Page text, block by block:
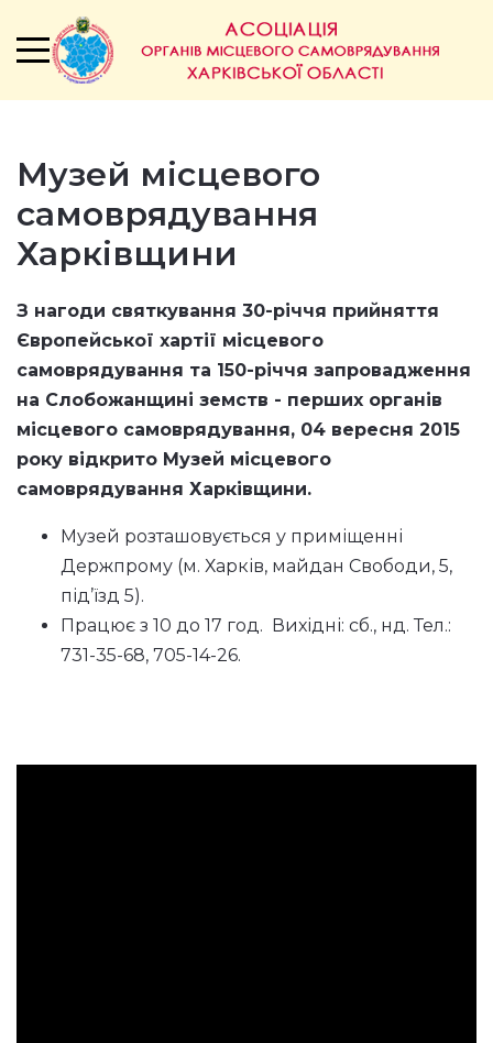
Музей місцевого
самоврядування
Харківщини
З нагоди святкування 30-річчя прийняття
Європейської хартії місцевого
самоврядування та 150-річчя запровадження
на Слобожанщині земств - перших органів
місцевого самоврядування, 04 вересня 2015
року відкрито Музей місцевого
самоврядування Харківщини.
Музей розташовується у приміщенні
Держпрому (м. Харків, майдан Свободи, 5,
під’їзд 5).
Працює з 10 до 17 год. Вихідні: сб., нд. Тел.:
731-35-68, 705-14-26.